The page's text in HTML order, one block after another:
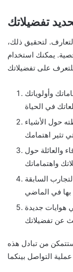
تفضيلاتك
لتحقيق ذلك،
يمكنك استخدام
وأولوياتك
حول الأشياء
والعائلة حول
السابقة
هوايات جديدة
من تبادل هذه